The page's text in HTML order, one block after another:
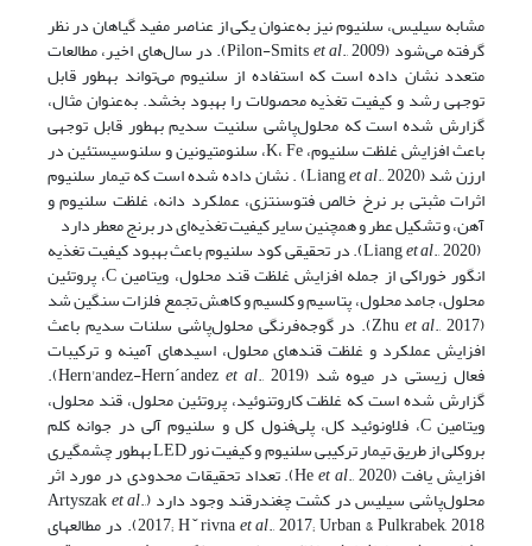
مشابه سیلیس، سلنیوم نیز به‌عنوان یکی از عناصر مفید گیاهان در نظر
گرفته می‌شود (Pilon-Smits et al ., 2009). در سال‌های اخیر، مطالعات
متعدد نشان داده است که استفاده از سلنیوم می‌تواند به­طور قابل‌
توجهی رشد و کیفیت تغذیه محصولات را بهبود بخشد. به‌عنوان ‌مثال،
گزارش شده است که محلول‌پاشی سلنیت سدیم به­طور قابل ‌توجهی
باعث افزایش غلظت سلنیوم، K، Fe، سلنومتیونین و سلنوسیستئین در
ارزن شد (Liang et al ., 2020) . نشان داده شده است که تیمار سلنیوم
اثرات مثبتی بر نرخ خالص فتوسنتزی، عملکرد دانه، غلظت سلنیوم و
آهن، و تشکیل عطر و همچنین سایر کیفیت تغذیه‌ای در برنج معطر دارد
(Liang
et al ., 2020). در تحقیقی کود سلنیوم باعث بهبود کیفیت تغذیه
انگور خوراکی از جمله افزایش غلظت قند محلول، ویتامین C، پروتئین
محلول، جامد محلول، پتاسیم و کلسیم و کاهش تجمع فلزات سنگین شد
(Zhu
et al ., 2017). در گوجه‌فرنگی محلول‌پاشی سلنات سدیم باعث
افزایش عملکرد و غلظت قندهای محلول، اسیدهای آمینه و ترکیبات
فعال زیستی در میوه شد (Hern'andez-Hern´andez et al
., 2019).
گزارش شده است که غلظت کاروتنوئید، پروتئین محلول، قند محلول،
ویتامین C، فلاونوئید کل، پلی‌فنول کل و سلنیوم آلی در جوانه کلم
‌بروکلی از طریق تیمار ترکیبی سلنیوم و کیفیت نور LED به­طور چشمگیری
افزایش یافت (He et al ., 2020). تعداد تحقیقات محدودی در مورد اثر
محلول‌پاشی سیلیس در کشت چغندرقند وجود دارد (Artyszak et al.,
2017; Hˇrivnaet al ., 2017; Urban & Pulkrabek, 2018). در مطالعه­ای